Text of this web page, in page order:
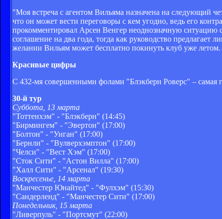
"Моя встреча с агентом Вильяма назначена на следующий
что он может вести переговоры с кем угодно, ведь его
прокомментировал Арсен Венгер неоднозначную ситуацию
соглашение на два года, тогда как руководство
желании Вильям может бесплатно покинуть клуб уже летом.
Красивые цифры
С 432-мя совершенными фолами "Блэкберн Роверс" – самая
30-й тур
Суббота, 13 марта
"Тоттенхэм" - "Блэкберн" (14:45)
"Бирмингем" - "Эвертон" (17:00)
"Болтон" - "Уиган" (17:00)
"Бернли" - "Вулверхэмптон" (17:00)
"Челси" - "Вест Хэм" (17:00)
"Сток Сити" - "Астон Вилла" (17:00)
"Халл Сити" - "Арсенал" (19:30)
Воскресенье, 14 марта
"Манчестер Юнайтед" - "Фулхэм" (15:30)
"Сандерленд" - "Манчестер Сити" (17:00)
Понедельник, 15 марта
"Ливерпуль" - "Портсмут" (22:00)